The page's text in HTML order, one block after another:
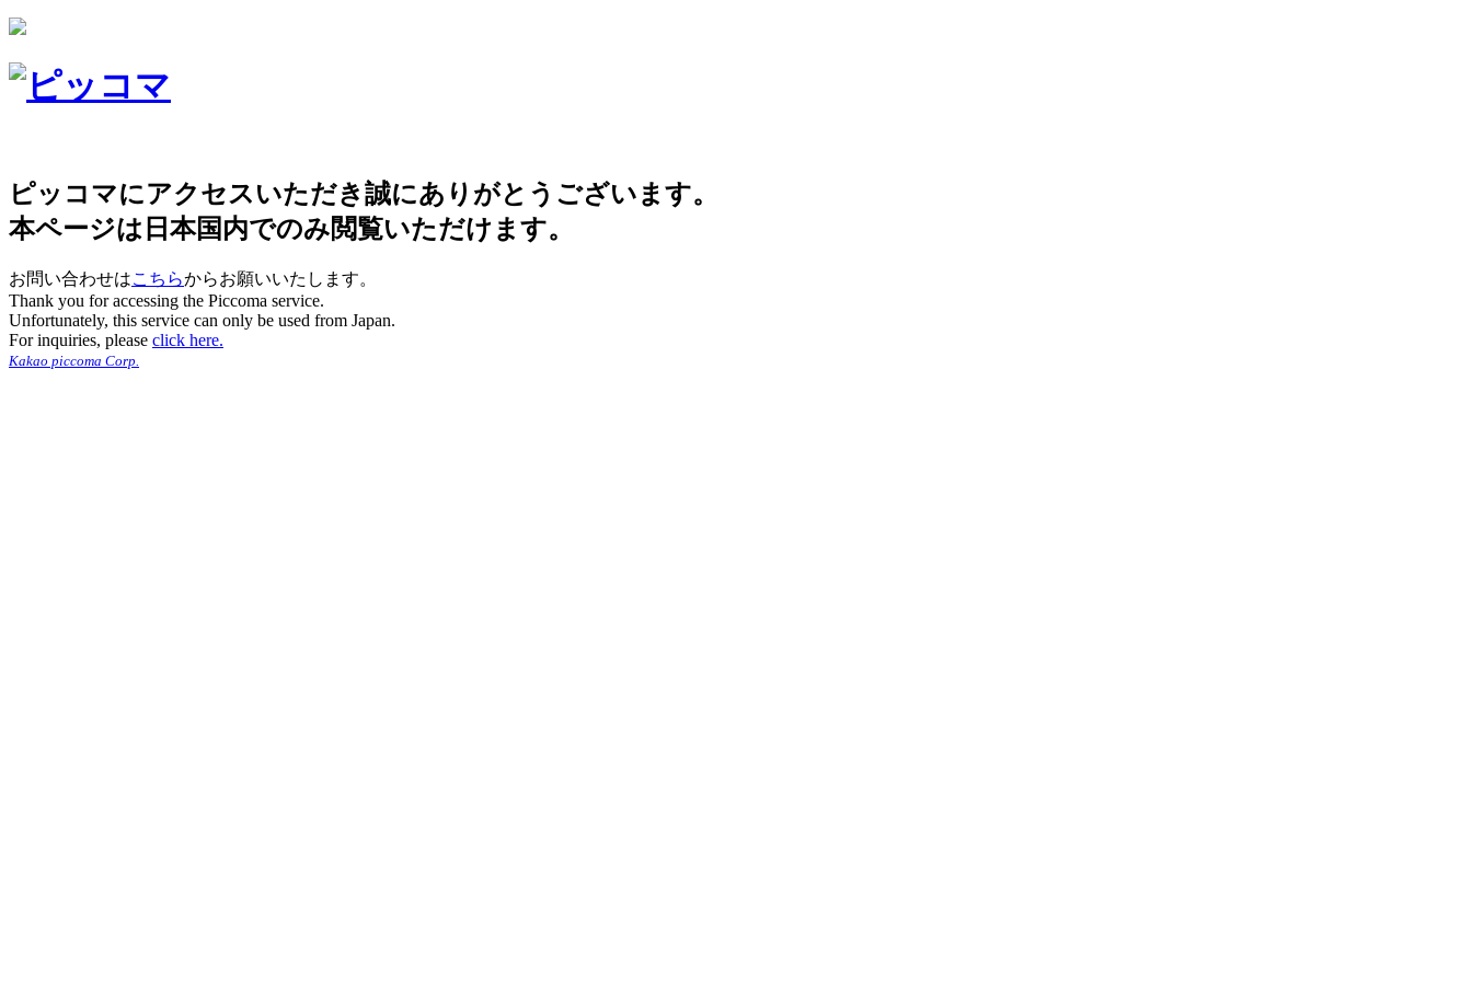
ピッコマにアクセスいただき誠にありがとうございます。
本ページは日本国内でのみ閲覧いただけます。
お問い合わせはこちらからお願いいたします。
Thank you for accessing the Piccoma service.
Unfortunately, this service can only be used from Japan.
For inquiries, please click here.
Kakao piccoma Corp.